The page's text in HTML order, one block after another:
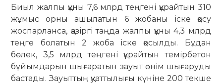
Биыл жалпы құны 7,6 млрд теңгені құрайтын 310
жұмыс орны ашылатын 6 жобаны іске қосу
жоспарланса, қазіргі таңда жалпы құны 4,3 млрд
теңге болатын 2 жоба іске қосылды. Бұдан
бөлек, 3,5 млрд теңгені құрайтын темірбетон
бұйымдарын шығаратын зауыт өнім шығаруды
бастады. Зауыттың қуаттылығы күніне 200 текше